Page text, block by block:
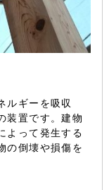
ルギーを吸収
装置です。建物
よって発生する
の倒壊や損傷を